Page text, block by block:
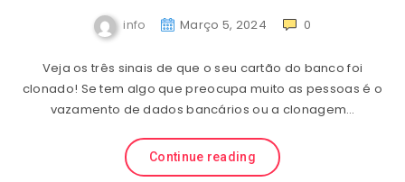
info Março 5, 2024 0
Veja os três sinais de que o seu cartão do banco foi
clonado! Se tem algo que preocupa muito as pessoas é o
vazamento de dados bancários ou a clonagem…
Continue reading